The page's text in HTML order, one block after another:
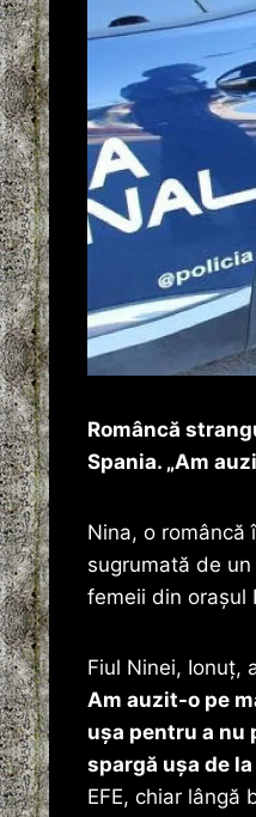
Româncă
Spania. „Am
Nina, o
sugrumată de
femeii din orașul
Fiul Ninei, Ionuț,
Am auzit-o pe
ușa pentru a nu
spargă ușa de
EFE, chiar lângă